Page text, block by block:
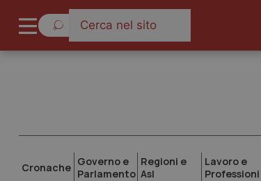
Cronache Governo e
Parlamento
Regioni e
Asl
Lavoro e
Professioni